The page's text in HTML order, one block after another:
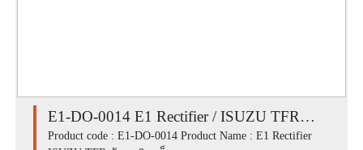
E1-DO-0014 E1 Rectifier / ISUZU TFR
มังกร 8 เหล็ก
Product code : E1-DO-0014 Product Name : E1 Rectifier